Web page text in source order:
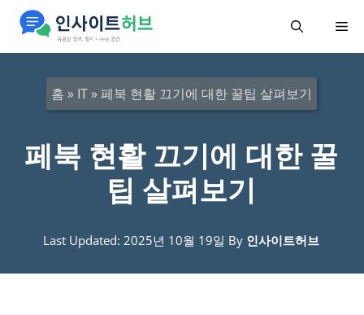
메
홈 » IT»페북 현활 끄기에 대한 꿀팁 살펴보기
페북 현활 끄기에 대한 꿀
팁 살펴보기
Last Updated: 2025년 10월 19일 By 인사이트허브